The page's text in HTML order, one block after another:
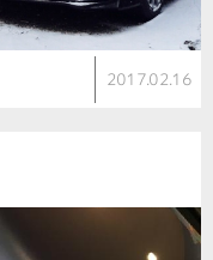
2017.02.16